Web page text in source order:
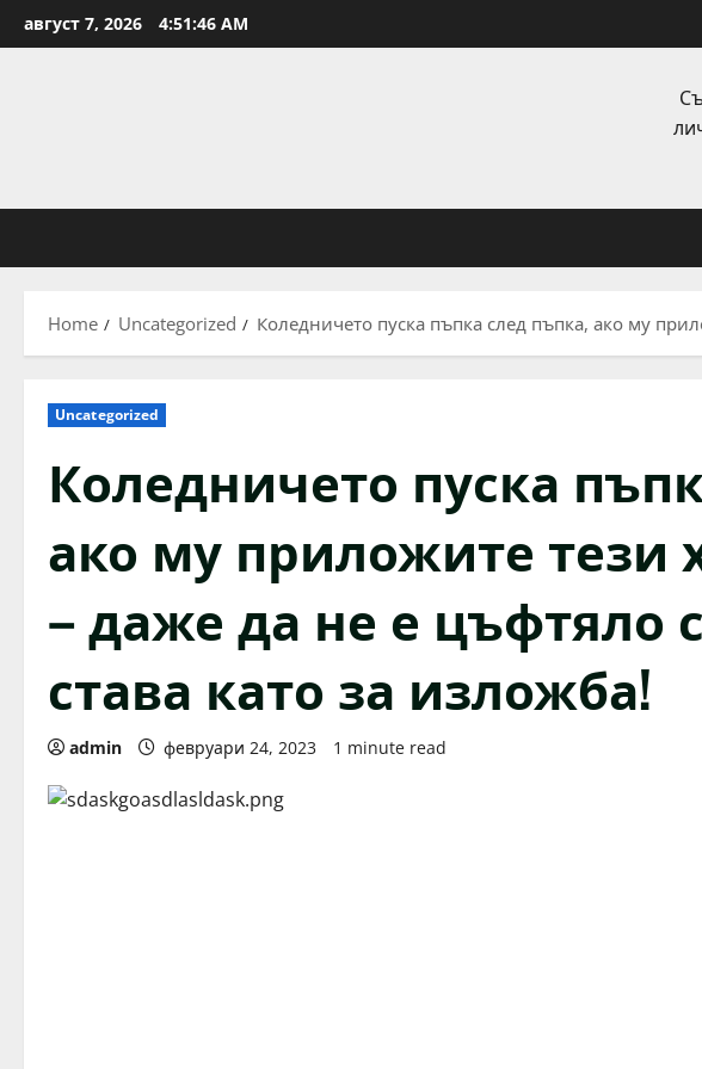
to
август 7, 2026 4:51:47 AM
Home Uncategorized Коледничето пуска пъпка след пъпка, ако му
Uncategorized
Коледничето пуска
ако му приложите тези
– даже да не е цъфтяло
става като за изложба!
admin февруари 24, 2023 1 minute read